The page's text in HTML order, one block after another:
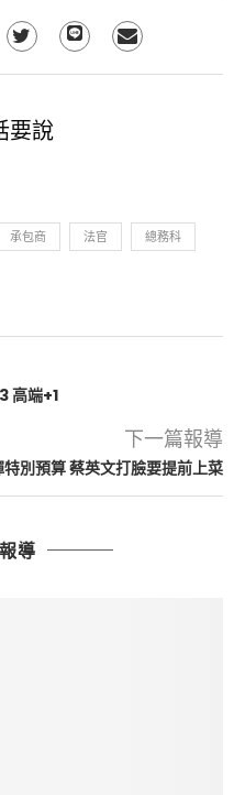
要說
承包商 法官 總務科
高端+1
下一篇報導
特別預算 蔡英文打臉要提前上菜
導